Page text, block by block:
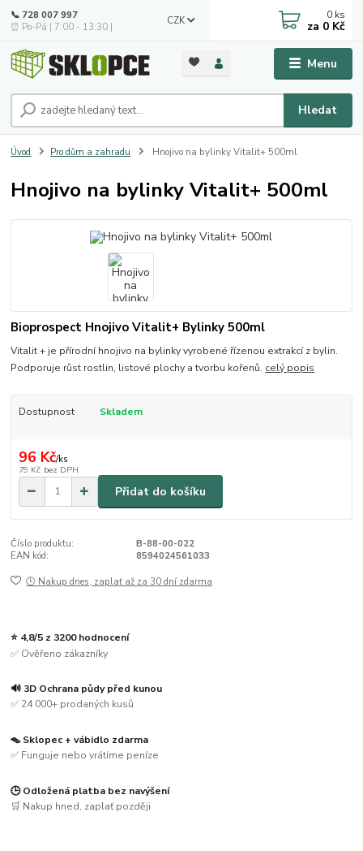
Menu
CZK
Hledat
📞 728 007 997
⏰ Po-Pá | 7:00 - 13:30 |
0 ks
za 0 Kč
Úvod Pro dům a zahradu Hnojivo na bylinky Vitalit+ 500ml
Hnojivo na bylinky Vitalit+ 500ml
Bioprospect Hnojivo Vitalit+ Bylinky 500ml
Vitalit + je přírodní hnojivo na bylinky vyrobené řízenou extrakcí z bylin.
Podporuje růst rostlin, listové plochy a tvorbu kořenů. celý popis
Dostupnost Skladem
96 Kč/ks
79 Kč bez DPH
Přidat do košíku
Číslo produktu:
B-88-00-022
EAN kód:
8594024561033
🕒 Nakup dnes, zaplať až za 30 dní zdarma
⭐ 4,8/5 z 3200 hodnocení
✅ Ověřeno zákazníky
🔊 3D Ochrana půdy před kunou
✅ 24 000+ prodaných kusů
🪤 Sklopec + vábidlo zdarma
✅ Funguje nebo vrátíme peníze
🕒 Odložená platba bez navýšení
🛒 Nakup hned, zaplať později